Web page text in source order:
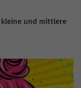
kleine und mittlere